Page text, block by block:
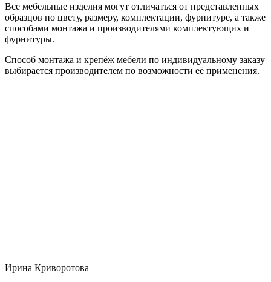
Все мебельные изделия могут отличаться от представленных
образцов по цвету, размеру, комплектации, фурнитуре, а также
способами монтажа и производителями комплектующих и
фурнитуры.
Способ монтажа и крепёж мебели по индивидуальному заказу
выбирается производителем по возможности её применения.
Ирина Криворотова